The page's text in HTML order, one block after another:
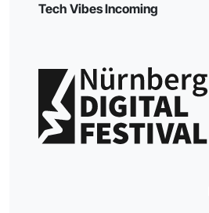
Tech Vibes Incoming